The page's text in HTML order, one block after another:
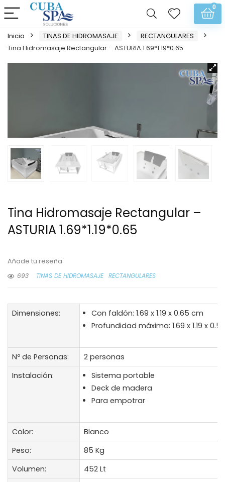
0
Inicio TINAS DE HIDROMASAJE
RECTANGULARES
Tina Hidromasaje Rectangular – ASTURIA 1.69*1.19*0.65
Tina Hidromasaje Rectangular –
ASTURIA 1.69*1.19*0.65
Añade tu reseña
693
TINAS DE HIDROMASAJE RECTANGULARES
Dimensiones:
Con faldón: 1.69 x 1.19 x 0.65 cm
Profundidad máxima: 1.69 x 1.19 x
Nº de Personas:
2 personas
Instalación:
Sistema portable
Deck de madera
Para empotrar
Color:
Blanco
Peso:
85 Kg
Volumen:
452 Lt